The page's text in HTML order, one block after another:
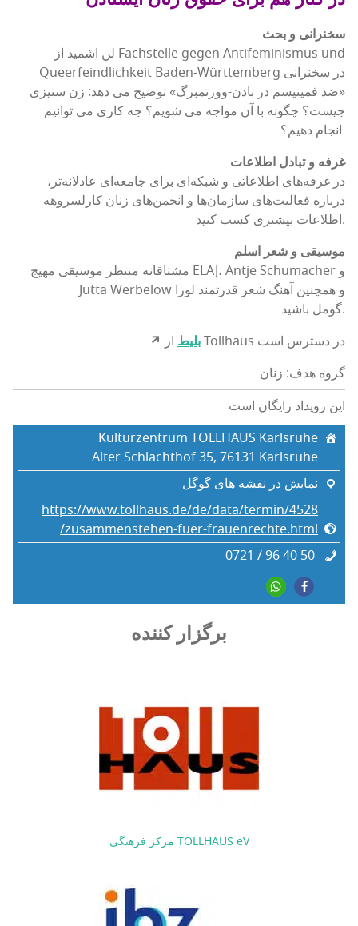
سخنرانی و بحث
لن اشمید از Fachstelle gegen Antifeminismus und
Queerfeindlichkeit Baden-Württemberg در سخنرانی
«ضد فمینیسم در بادن-وورتمبرگ» توضیح می دهد: زن ستیزی
چیست؟ چگونه با آن مواجه می شویم؟ چه کاری می توانیم
غرفه و تبادل اطلاعات
در غرفه‌های اطلاعاتی و شبکه‌ای برای جامعه‌ای عادلانه‌تر،
درباره فعالیت‌های سازمان‌ها و انجمن‌های زنان کارلسروهه
اطلاعات بیشتری کسب کنید.
موسیقی و شعر اسلم
مشتاقانه منتظر موسیقی مهیج ELAJ، Antje Schumacher و
Jutta Werbelow و همچنین آهنگ شعر قدرتمند لورا
گومل باشید.
↗
بلیط
از Tollhaus در دسترس است
گروه هدف: زنان
این رویداد رایگان است
Kulturzentrum TOLLHAUS Karlsruhe
Alter Schlachthof 35, 76131 Karlsruhe
نمایش در نقشه های گوگل
https://www.tollhaus.de/de/data/termin/4528
/zusammenstehen-fuer-frauenrechte.html
0721 / 96 40 50
برگزار کننده
مرکز فرهنگی TOLLHAUS eV